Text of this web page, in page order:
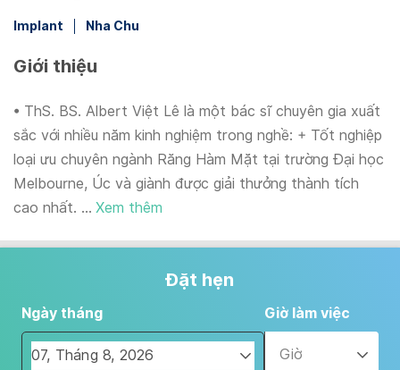
Implant Nha Chu
Giới thiệu
• ThS. BS. Albert Việt Lê là một bác sĩ chuyên gia xuất
sắc với nhiều năm kinh nghiệm trong nghề: + Tốt nghiệp
loại ưu chuyên ngành Răng Hàm Mặt tại trường Đại học
Melbourne, Úc và giành được giải thưởng thành tích
cao nhất. ... Xem thêm
Đặt hẹn
Ngày tháng Giờ làm việc
Giờ